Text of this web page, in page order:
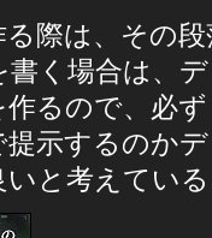
る際は、その
書く場合は、
作るので、必
提示するのか
いと考えてい